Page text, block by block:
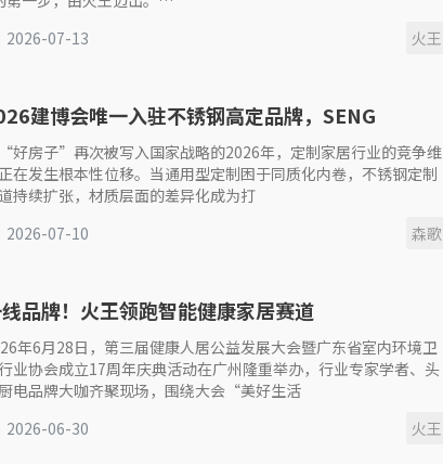
要从201
2026-07-13 火王
建博会唯一入驻不锈钢高定品牌，SENG
圣吉尼如何重构高定新范式
好房子”再次被写入国家战略的2026年，定制家居行业的竞争维
在发生根本性位移。当通用型定制困于同质化内卷，不锈钢定制
持续扩张，材质层面的差异化成为打
2026-07-10
森歌
品牌！火王领跑智能健康家居赛道
年6月28日，第三届健康人居公益发展大会暨广东省室内环境卫
业协会成立17周年庆典活动在广州隆重举办，行业专家学者、头
电品牌大咖齐聚现场，围绕大会“美好生活
2026-06-30
火王